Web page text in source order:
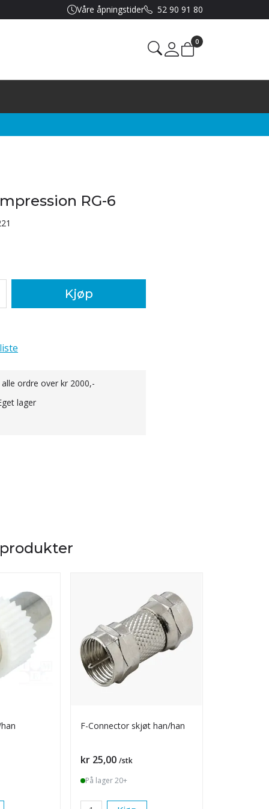
Våre åpningstider 52 90 91 80
Mine sider
0
RG-6
Kjøp
ordre over kr 2000,-
lager
F-Connector skjøt han/han
Pris
kr 25,00 /stk
På lager 20+